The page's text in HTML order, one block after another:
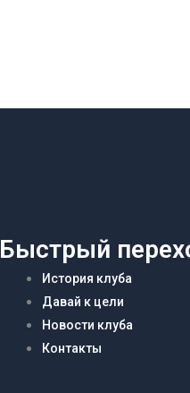
Быстрый
История клуба
Давай к цели
Новости клуба
Контакты